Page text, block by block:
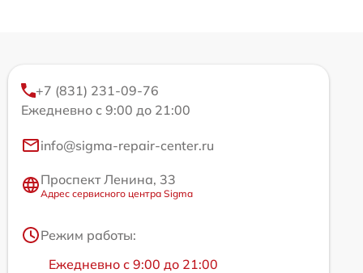
+7 (831) 231-09-76
Ежедневно с 9:00 до 21:00
info@sigma-repair-center.ru
Проспект Ленина, 33
Адрес сервисного центра Sigma
Режим работы:
Ежедневно с 9:00 до 21:00